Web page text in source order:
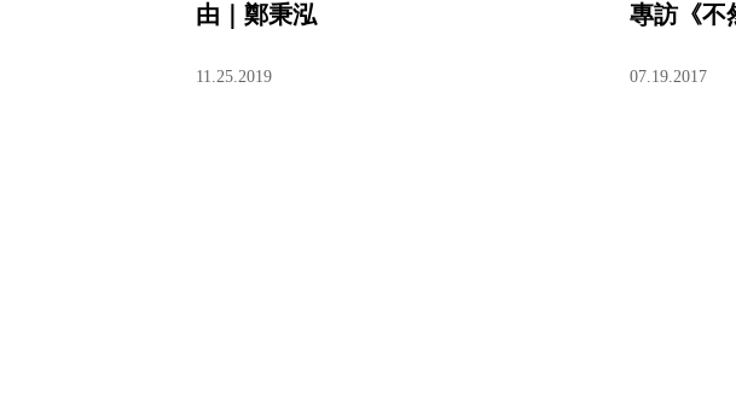
由｜鄭秉泓
11.25.2019
專訪《不
07.19.2017